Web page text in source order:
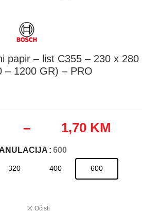
papir – list C355 – 230 x 280
– 1200 GR) – PRO
– 1,70 KM
: 600
320 400 600
Očisti